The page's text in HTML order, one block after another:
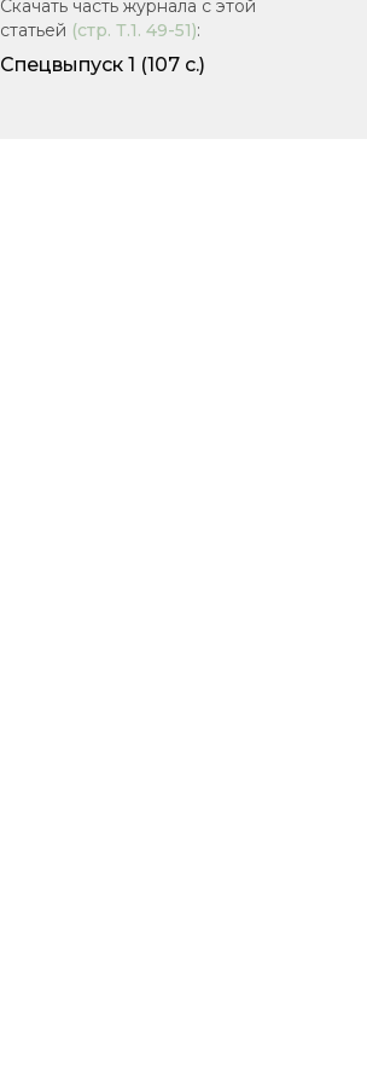
Скачать часть журнала с этой
статьей (стр. Т.1. 49-51):
Спецвыпуск 1 (107 с.)